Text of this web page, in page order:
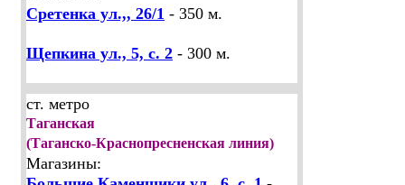
Сретенка ул.,, 26/1 - 350 м.
Щепкина ул., 5, с. 2 - 300 м.
ст. метро
Таганская
(Таганско-Краснопресненская линия)
Магазины: